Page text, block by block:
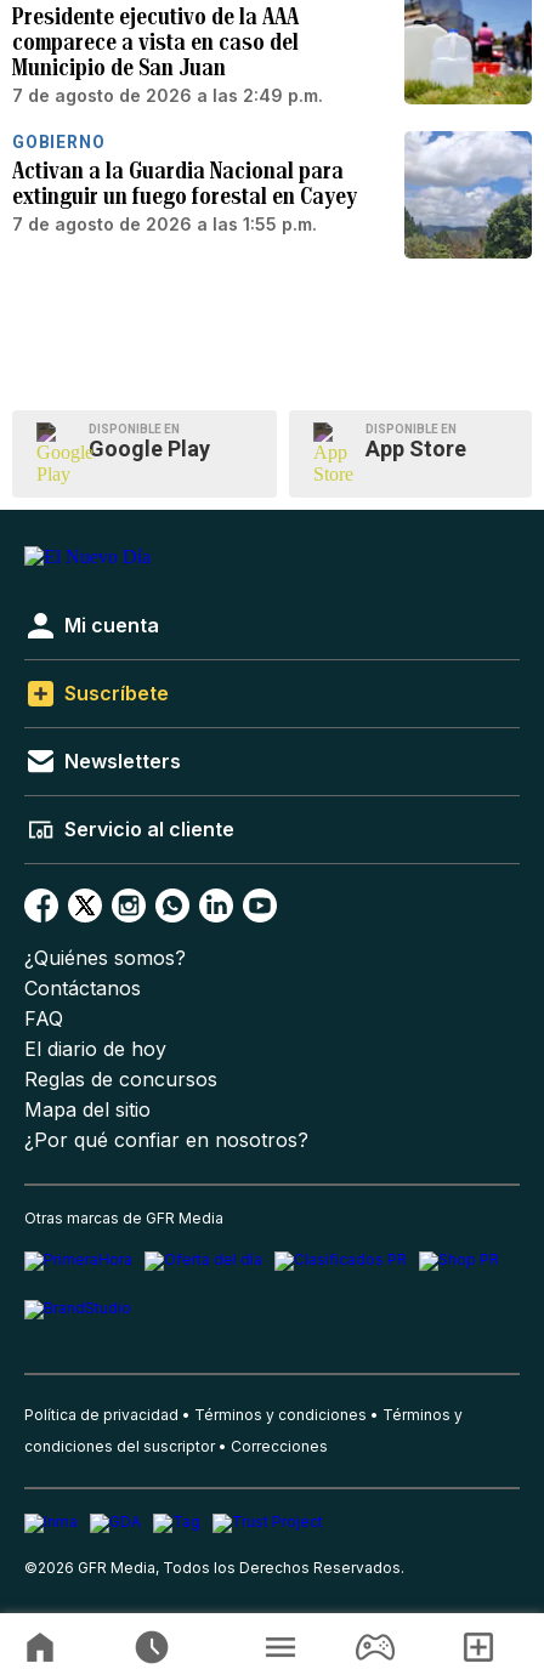
Presidente ejecutivo de la AAA
comparece a vista en caso del
Municipio de San Juan
7 de agosto de 2026 a las 2:49 p.m.
GOBIERNO
Activan a la Guardia Nacional para
extinguir un fuego forestal en Cayey
7 de agosto de 2026 a las 1:55 p.m.
DISPONIBLE EN
Google Play
DISPONIBLE EN
App Store
Mi cuenta
Suscríbete
Newsletters
Servicio al cliente
¿Quiénes somos?
Contáctanos
FAQ
El diario de hoy
Reglas de concursos
Mapa del sitio
¿Por qué confiar en nosotros?
Otras marcas de GFR Media
Política de privacidad Términos y condiciones
Términos y
condiciones del suscriptor
Correcciones
©2026 GFR Media, Todos los Derechos Reservados.